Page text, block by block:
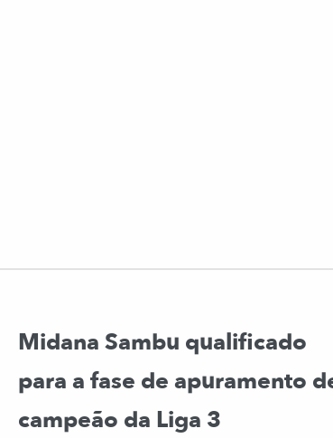
Midana Sambu qualificado
para a fase de apuramento
campeão da Liga 3